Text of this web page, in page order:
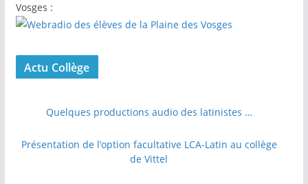
Vosges :
Actu Collège
Quelques productions audio des latinistes …
Présentation de l’option facultative LCA-Latin au collège
de Vittel